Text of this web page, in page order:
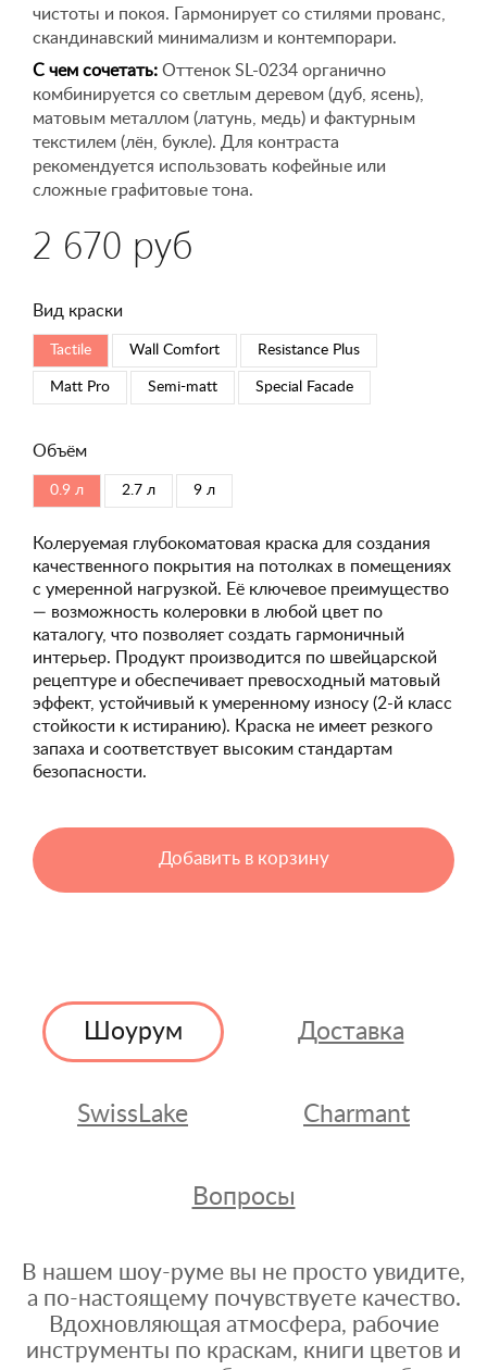
чистоты и покоя. Гармонирует со стилями прованс,
скандинавский минимализм и контемпорари.
С чем сочетать: Оттенок SL-0234 органично
комбинируется со светлым деревом (дуб, ясень),
матовым металлом (латунь, медь) и фактурным
текстилем (лён, букле). Для контраста
рекомендуется использовать кофейные или
сложные графитовые тона.
2 670 руб
Вид краски
Tactile Wall Comfort Resistance Plus
Matt Pro Semi-matt Special Faсade
Объём
0.9 л 2.7 л 9 л
Колеруемая глубокоматовая краска для создания
качественного покрытия на потолках в помещениях
с умеренной нагрузкой. Её ключевое преимущество
— возможность колеровки в любой цвет по
каталогу, что позволяет создать гармоничный
интерьер. Продукт производится по швейцарской
рецептуре и обеспечивает превосходный матовый
эффект, устойчивый к умеренному износу (2-й класс
стойкости к истиранию). Краска не имеет резкого
запаха и соответствует высоким стандартам
безопасности.
Добавить в корзину
Шоурум Доставка
SwissLake Charmant
Вопросы
В нашем шоу-руме вы не просто увидите,
а по-настоящему почувствуете качество.
Вдохновляющая атмосфера, рабочие
инструменты по краскам, книги цветов и